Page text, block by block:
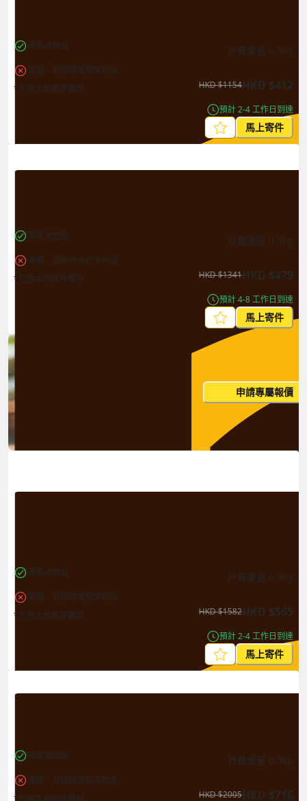
帶電池物品
液體、凝膠狀或粉末物品
*包含本地取件費用
計費重量 0.5kg
HKD$1154HKD $412
預計 2-4 工作日到達
馬上寄件
帶電池物品
液體、凝膠狀或粉末物品
*包含本地取件費用
計費重量 0.5kg
HKD$1341HKD $479
預計 4-8 工作日到達
馬上寄件
申請專屬報價
帶電池物品
液體、凝膠狀或粉末物品
*包含本地取件費用
計費重量 0.5kg
HKD$1582HKD $565
預計 2-4 工作日到達
馬上寄件
帶電池物品
液體、凝膠狀或粉末物品
*包含本地取件費用
計費重量 0.5kg
HKD$2005HKD $716